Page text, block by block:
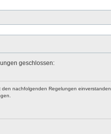
geschlossen:
den nachfolgenden Regelungen einverstanden.